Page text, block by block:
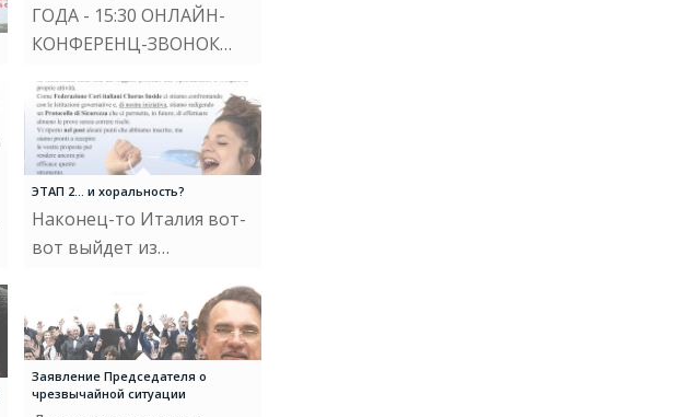
ГОДА - 15:30 ОНЛАЙН-
КОНФЕРЕНЦ-ЗВОНОК…
ЭТАП 2… и хоральность?
Наконец-то Италия вот-
вот выйдет из…
Заявление Председателя о
чрезвычайной ситуации